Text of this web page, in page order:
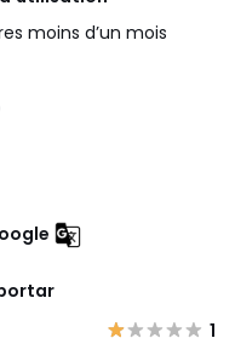
moins d’un mois
1